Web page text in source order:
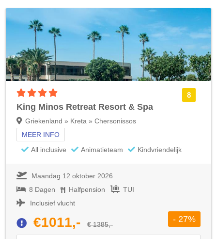
8
King Minos Retreat Resort & Spa
Griekenland » Kreta » Chersonissos
MEER INFO
All inclusive
Animatieteam Kindvriendelijk
Maandag 12 oktober 2026
8 Dagen
Halfpension
TUI
Inclusief vlucht
€1011,- € 1385,-
- 27%